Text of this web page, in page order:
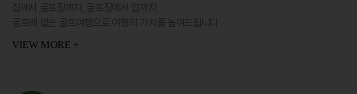
집에서 골프장까지, 골프장에서 집까지
골프백 없는 골프여행으로 여행의 가치를 높여드립니다
VIEW MORE +